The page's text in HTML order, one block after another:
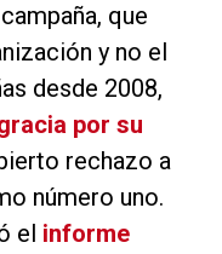
que
y no el
desde 2008,
por su
rechazo a
número uno.
el informe